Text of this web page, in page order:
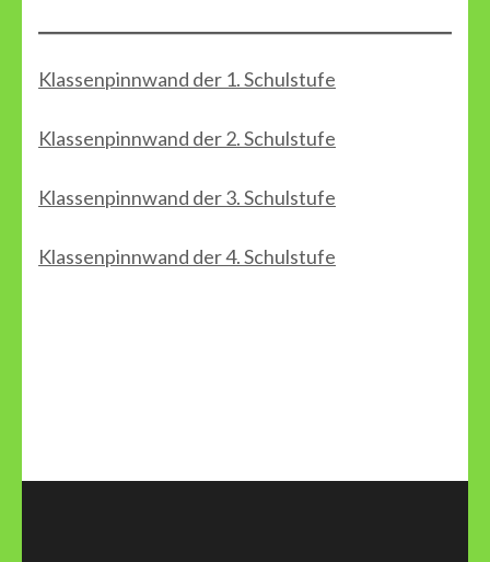
Klassenpinnwand der 1. Schulstufe
Klassenpinnwand der 2. Schulstufe
Klassenpinnwand der 3. Schulstufe
Klassenpinnwand der 4. Schulstufe